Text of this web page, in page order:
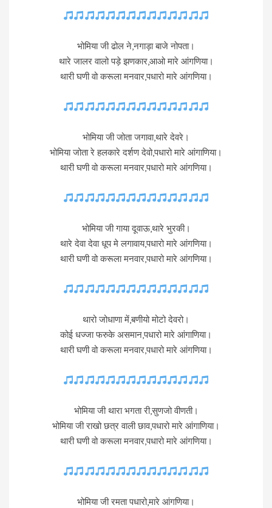
भोमिया जी ढोल ने,नगाड़ा बाजे नोपता।
थारे जालर वालो पड़े झणकार,आओ मारे आंगणिया।
थारी घणी वो करूला मनवार,पधारो मारे आंगणिया।
भोमिया जी जोता जगावा,थारे देवरे।
भोमिया जोता रे हलकारे दर्शण देवो,पधारो मारे आंगाणिया।
थारी घणी वो करूला मनवार,पधारो मारे आंगणिया।
भोमिया जी गाया दूवाऊ,थारे भुरकी।
थारे देवा देवा धूप मे लगावाय,पधारो मारे आंगणिया।
थारी घणी वो करूला मनवार,पधारो मारे आंगणिया।
थारो जोधाणा में,बणीयो मोटो देवरो।
कोई धज्जा फरुके असमान,पधारो मारे आंगाणिया।
थारी घणी वो करूला मनवार,पधारो मारे आंगणिया।
भोमिया जी थारा भगता री,सुणजो वीणती।
भोमिया जी राखो छत्र वाली छाव,पधारो मारे आंगाणिया।
थारी घणी वो करूला मनवार,पधारो मारे आंगणिया।
भोमिया जी रमता पधारो,मारे आंगणिया।